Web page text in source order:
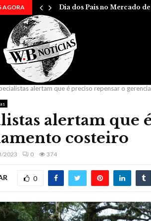
AGORA Dia dos Pais no Mercado
alertam que é preciso repensar o
alertam que
costeiro
2023 0 374
0